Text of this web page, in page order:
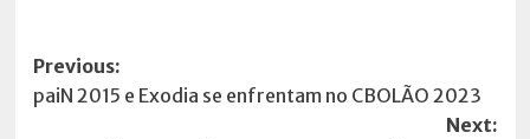
Post
navigation
Previous:
paiN 2015 e Exodia se enfrentam no CBOLÃO 2023
Next: